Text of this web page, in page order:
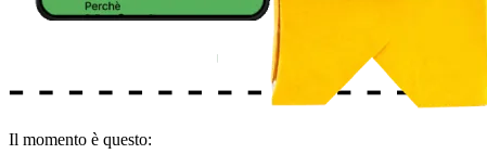
Il momento è questo: